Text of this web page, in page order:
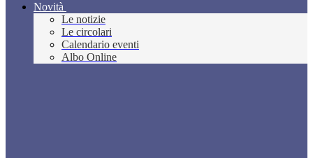
Novità
Le notizie
Le circolari
Calendario eventi
Albo Online